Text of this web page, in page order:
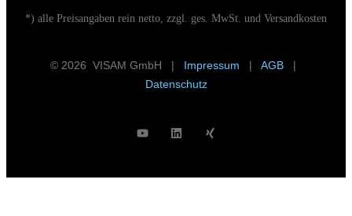
*) alle Preisangaben rein netto, zzgl. ges. MwSt. und Versandkosten
© 2026 VISAM GmbH | Impressum | AGB|
Datenschutz